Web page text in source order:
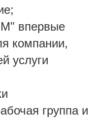
впервые
компании,
услуги
группа и